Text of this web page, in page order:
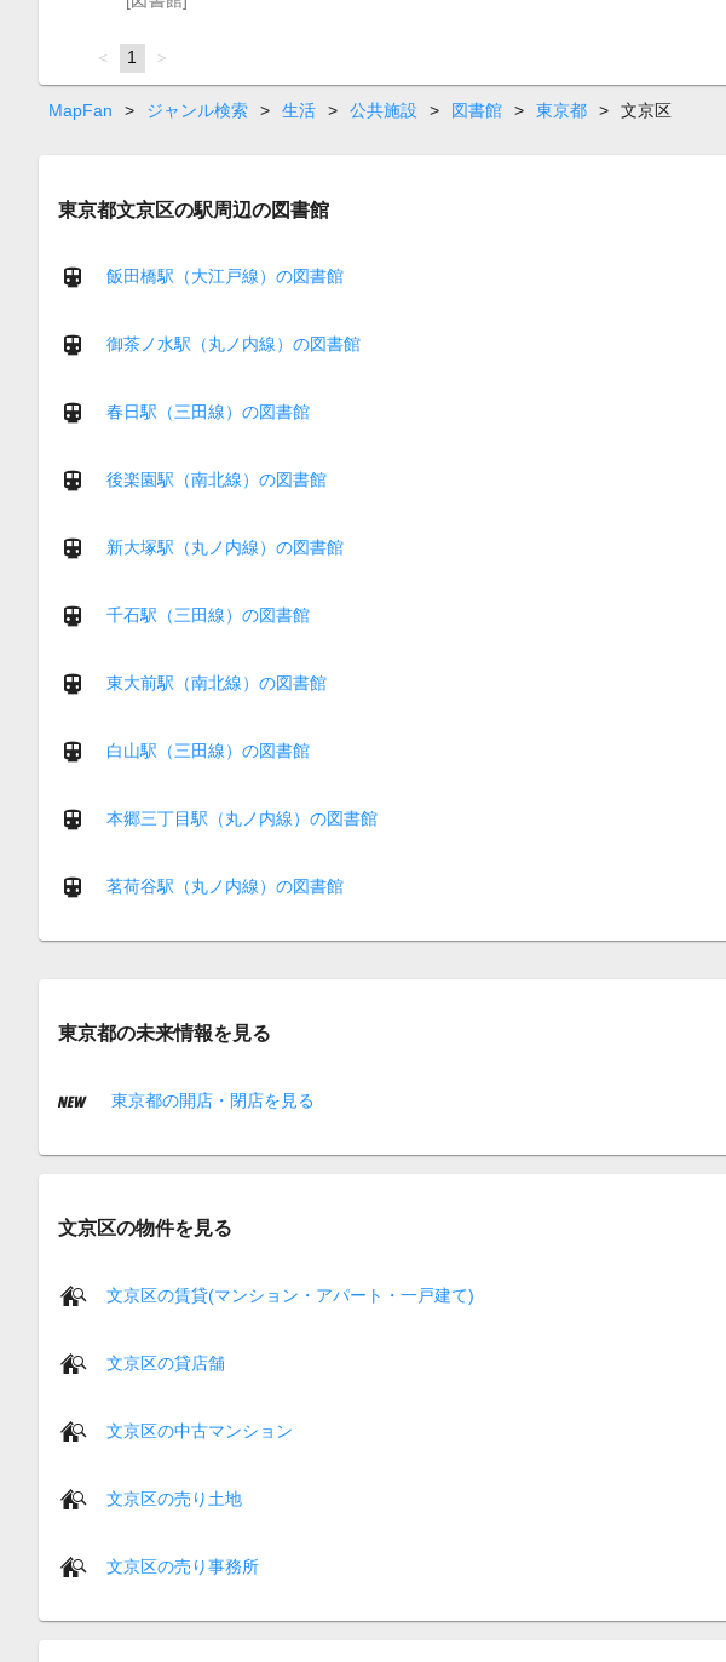
page
You're
on
page
1 page
MapFan > ジャンル検索 > 生活 > 公共施設 > 図書館 > 東京都 > 文京区
東京都文京区の駅周辺の図書館
飯田橋駅（大江戸線）の図書館
御茶ノ水駅（丸ノ内線）の図書館
春日駅（三田線）の図書館
後楽園駅（南北線）の図書館
新大塚駅（丸ノ内線）の図書館
千石駅（三田線）の図書館
東大前駅（南北線）の図書館
白山駅（三田線）の図書館
本郷三丁目駅（丸ノ内線）の図書館
茗荷谷駅（丸ノ内線）の図書館
東京都の未来情報を見る
東京都の開店・閉店を見る
文京区の物件を見る
文京区の賃貸(マンション・アパート・一戸建て)
文京区の貸店舗
文京区の中古マンション
文京区の売り土地
文京区の売り事務所